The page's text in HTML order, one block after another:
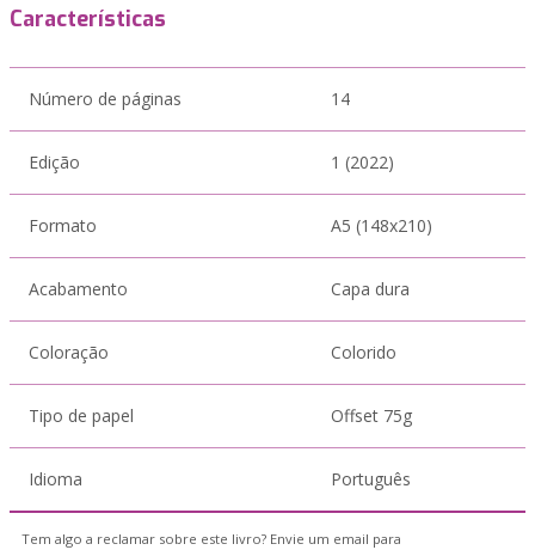
Características
Número de páginas 14
Edição 1 (2022)
Formato A5 (148x210)
Acabamento Capa dura
Coloração Colorido
Tipo de papel Offset 75g
Idioma Português
Tem algo a reclamar sobre este livro? Envie um email para